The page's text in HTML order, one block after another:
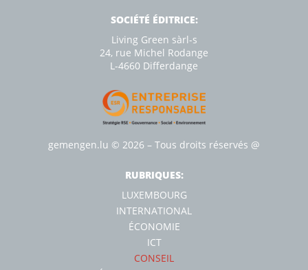
SOCIÉTÉ ÉDITRICE:
Living Green sàrl-s
24, rue Michel Rodange
L-4660 Diﬀerdange
gemengen.lu © 2026 – Tous droits réservés @
RUBRIQUES:
LUXEMBOURG
INTERNATIONAL
ÉCONOMIE
ICT
CONSEIL